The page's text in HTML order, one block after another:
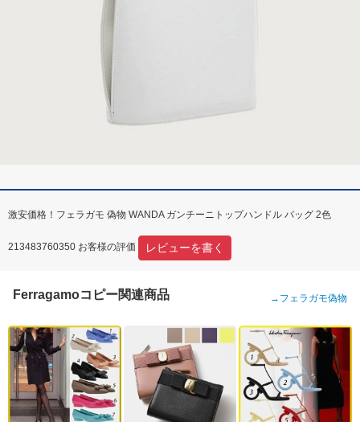
激安価格！フェラガモ 偽物 WANDA ガンチーニトップハンドル バッグ 2色
213483760350 お客様の評価 レビューを書く
Ferragamoコピー関連商品 → フェラガモ偽物